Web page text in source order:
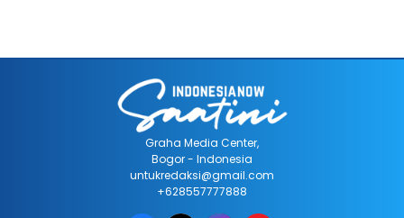
Graha Media Center,
Bogor - Indonesia
untukredaksi@gmail.com
+628557777888